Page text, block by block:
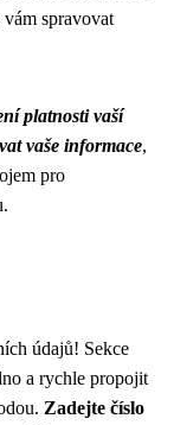
spravovat
platnosti vaší
vaše informace,
pro
údajů! Sekce
a rychle propojit
Zadejte číslo